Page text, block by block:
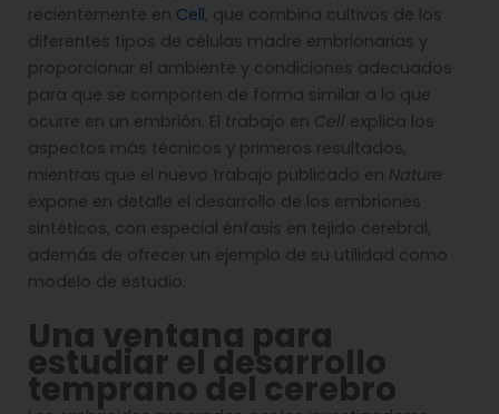
recientemente en Cell, que combina cultivos de los
diferentes tipos de células madre embrionarias y
proporcionar el ambiente y condiciones adecuados
para que se comporten de forma similar a lo que
ocurre en un embrión. El trabajo en Cell explica los
aspectos más técnicos y primeros resultados,
mientras que el nuevo trabajo publicado en Nature
expone en detalle el desarrollo de los embriones
sintéticos, con especial énfasis en tejido cerebral,
además de ofrecer un ejemplo de su utilidad como
modelo de estudio.
Una ventana para
estudiar el desarrollo
temprano del cerebro